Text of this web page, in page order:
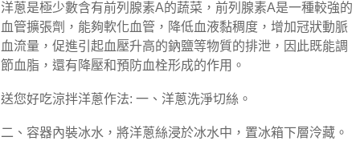
洋蔥是極少數含有前列腺素A的蔬菜，前列腺素A是一種較強的
血管擴張劑，能夠軟化血管，降低血液黏稠度，增加冠狀動脈
血流量，促進引起血壓升高的鈉鹽等物質的排泄，因此既能調
節血脂，還有降壓和預防血栓形成的作用。
送您好吃涼拌洋蔥作法: 一、洋蔥洗淨切絲。
二、容器內裝冰水，將洋蔥絲浸於冰水中，置冰箱下層泠藏。